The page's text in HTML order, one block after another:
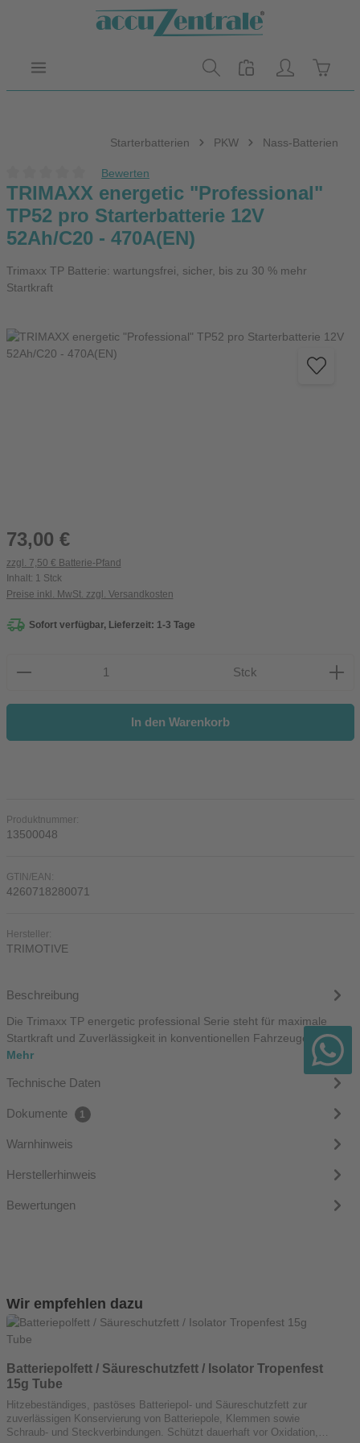
Zum Hauptinhalt springen
Starterbatterien PKW Nass-Batterien
Durchschnittliche Bewertung von 0 von 5 Sternen
Bewerten
TRIMAXX energetic "Professional"
TP52 pro Starterbatterie 12V
52Ah/C20 - 470A(EN)
Trimaxx TP Batterie: wartungsfrei, sicher, bis zu 30 % mehr
Startkraft
Bildergalerie überspringen
Regulärer Preis:
73,00 €
zzgl. 7,50 € Batterie-Pfand
Inhalt: 1 Stck
Preise inkl. MwSt. zzgl. Versandkosten
Sofort verfügbar, Lieferzeit: 1-3 Tage
Produkt Anzahl: Gib den gewünschten Wert ein oder
Stck
In den Warenkorb
Produktnummer:
13500048
GTIN/EAN:
4260718280071
Hersteller:
TRIMOTIVE
Beschreibung
Die Trimaxx TP energetic professional Serie steht für maximale
Startkraft und Zuverlässigkeit in konventionellen Fahrzeugen.…
Mehr
Technische Daten
Dokumente 1
Warnhinweis
Herstellerhinweis
Bewertungen
Produktgalerie überspringen
Wir empfehlen dazu
Batteriepolfett / Säureschutzfett / Isolator Tropenfest
15g Tube
Hitzebeständiges, pastöses Batteriepol- und Säureschutzfett zur
zuverlässigen Konservierung von Batteriepole, Klemmen sowie
Schraub- und Steckverbindungen. Schützt dauerhaft vor Oxidation,